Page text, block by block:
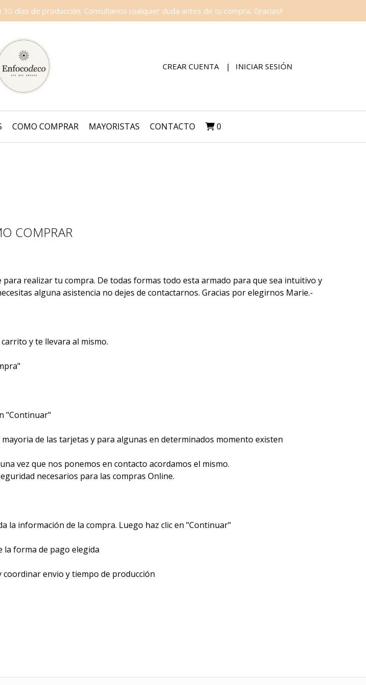
días de producción. Consultanos cualquier duda antes de tu compra. Gracias!!
CREAR CUENTA INICIAR SESIÓN
COMO COMPRAR MAYORISTAS CONTACTO 0
COMPRAR
realizar tu compra. De todas formas todo esta armado para que sea intuitivo y
alguna asistencia no dejes de contactarnos. Gracias por elegirnos Marie.-
y te llevara al mismo.
"Continuar"
de las tarjetas y para algunas en determinados momento existen
vez que nos ponemos en contacto acordamos el mismo.
necesarios para las compras Online.
la información de la compra. Luego haz clic en "Continuar"
la forma de pago elegida
envio y tiempo de producción